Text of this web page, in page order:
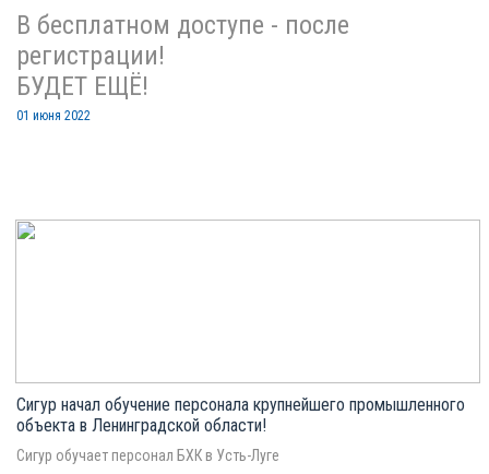
В бесплатном доступе - после
регистрации!
БУДЕТ ЕЩЁ!
01 июня 2022
Сигур начал обучение персонала крупнейшего промышленного
объекта в Ленинградской области!
Сигур обучает персонал БХК в Усть-Луге